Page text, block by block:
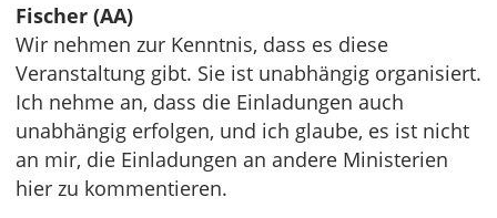
Fischer (AA)
Wir nehmen zur Kenntnis, dass es diese
Veranstaltung gibt. Sie ist unabhängig organisiert.
Ich nehme an, dass die Einladungen auch
unabhängig erfolgen, und ich glaube, es ist nicht
an mir, die Einladungen an andere Ministerien
hier zu kommentieren.